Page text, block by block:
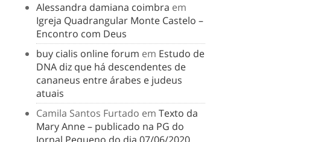
Alessandra damiana coimbra em
Igreja Quadrangular Monte Castelo –
Encontro com Deus
buy cialis online forum em Estudo de
DNA diz que há descendentes de
cananeus entre árabes e judeus
atuais
Camila Santos Furtado em Texto da
Mary Anne – publicado na PG do